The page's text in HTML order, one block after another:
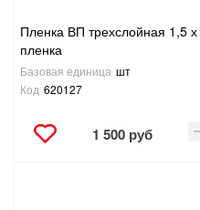
Пленка ВП трехслойная 1,5
пленка
Базовая единица шт
Код 620127
1 500 руб